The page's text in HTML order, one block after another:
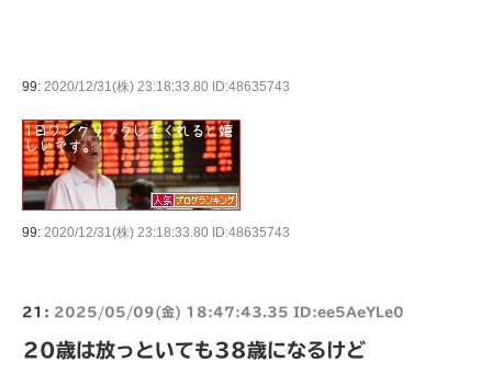
99: 2020/12/31(株) 23:18:33.80 ID:48635743
99: 2020/12/31(株) 23:18:33.80 ID:48635743
21: 2025/05/09(金) 18:47:43.35 ID:ee5AeYLe0
20歳は放っといても38歳になるけど